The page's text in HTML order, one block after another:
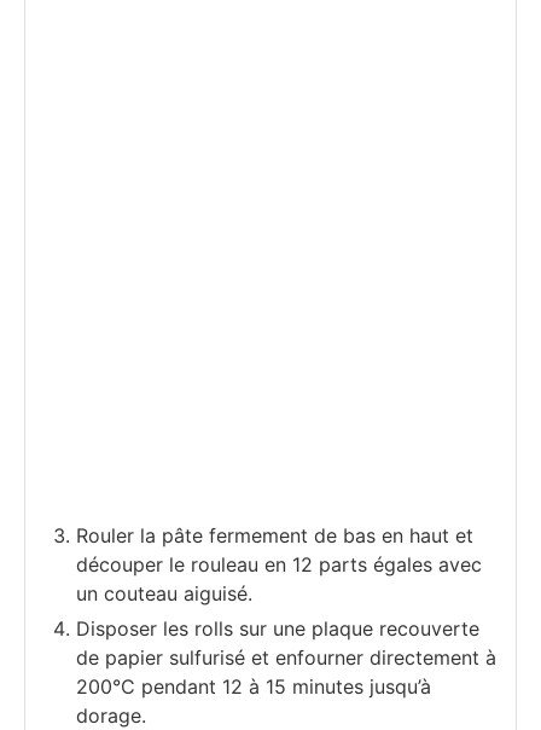
Rouler la pâte fermement de bas en haut et
découper le rouleau en 12 parts égales avec
un couteau aiguisé.
Disposer les rolls sur une plaque recouverte
de papier sulfurisé et enfourner directement à
200°C pendant 12 à 15 minutes jusqu’à
dorage.